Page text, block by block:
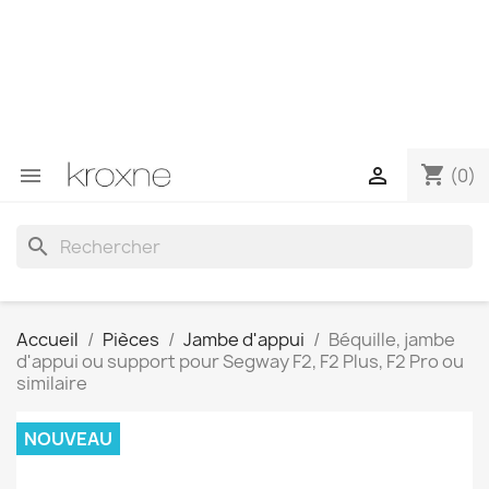
 shopping_cart (0)

search
Accueil Pièces Jambe d'appui
Béquille, jambe
d'appui ou support pour Segway F2, F2 Plus, F2 Pro ou
similaire
NOUVEAU